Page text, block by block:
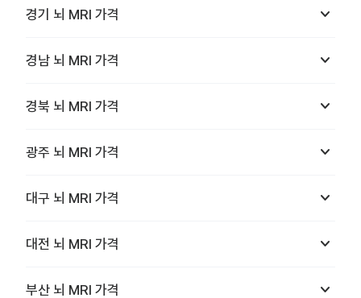
경기 뇌 MRI 가격 keyboard_arrow_down
경남 뇌 MRI 가격 keyboard_arrow_down
경북 뇌 MRI 가격 keyboard_arrow_down
광주 뇌 MRI 가격 keyboard_arrow_down
대구 뇌 MRI 가격 keyboard_arrow_down
대전 뇌 MRI 가격 keyboard_arrow_down
부산 뇌 MRI 가격 keyboard_arrow_down